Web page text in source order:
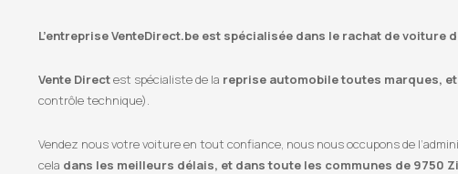
L’entreprise VenteDirect.be est spécialisée dans le rachat de voiture
Vente Directest spécialiste de la reprise automobile toutes marques,
contrôle technique).
Vendez nous votre voiture en tout confiance, nous nous occupons de
cela dans les meilleurs délais, et dans toute les communes de 9750